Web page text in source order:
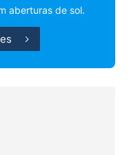
aberturas de sol.